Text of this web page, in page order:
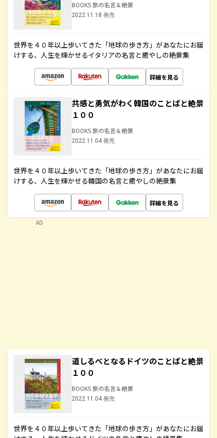
BOOKS 旅の名言＆絶景
2022.11.18 発売
世界を４０年以上歩いてきた「地球の歩き方」があなたにお届
けする、人生を輝かせるイタリアの名言と癒やしの絶景集
詳細を見る
共感と勇気がわく韓国のことばと絶景
１００
BOOKS 旅の名言＆絶景
2022.11.04 発売
世界を４０年以上歩いてきた「地球の歩き方」があなたにお届
けする、人生を輝かせる韓国の名言と癒やしの絶景集
詳細を見る
道しるべとなるドイツのことばと絶景
１００
BOOKS 旅の名言＆絶景
2022.11.04 発売
世界を４０年以上歩いてきた「地球の歩き方」があなたにお届
AD